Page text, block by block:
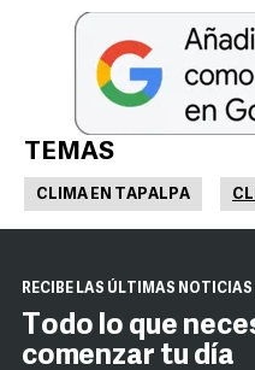
TEMAS
CLIMA EN TAPALPA
RECIBE LAS ÚLTIMAS
Todo lo que
comenzar tu día